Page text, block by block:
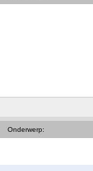
Onderwerp: